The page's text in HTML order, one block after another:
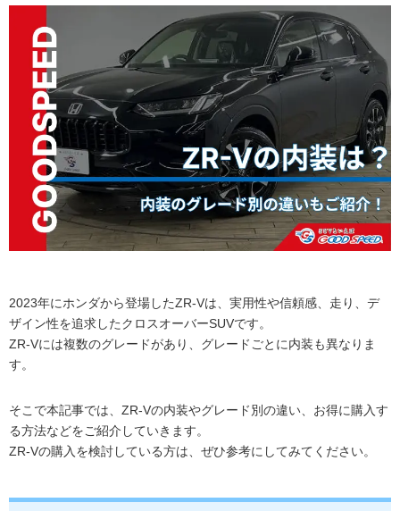
2023年にホンダから登場したZR-Vは、実用性や信頼感、走り、デ
ザイン性を追求したクロスオーバーSUVです。
ZR-Vには複数のグレードがあり、グレードごとに内装も異なりま
す。
そこで本記事では、ZR-Vの内装やグレード別の違い、お得に購入す
る方法などをご紹介していきます。
ZR-Vの購入を検討している方は、ぜひ参考にしてみてください。